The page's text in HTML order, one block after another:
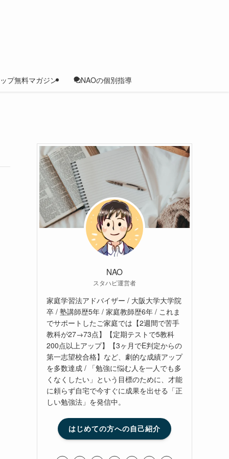
プ無料マガジン NAOの個別指導
NAO
スタハピ運営者
家庭学習法アドバイザー / 大阪大学大学院
卒 / 塾講師歴5年 / 家庭教師歴6年 / これま
でサポートしたご家庭では【2週間で苦手
教科が27→73点】【定期テストで5教科
200点以上アップ】【3ヶ月でE判定からの
第一志望校合格】など、劇的な成績アップ
を多数達成 / 「勉強に悩む人を一人でも多
くなくしたい」という目標のために、才能
に頼らず自宅で今すぐに成果を出せる「正
しい勉強法」を発信中。
はじめての方への自己紹介